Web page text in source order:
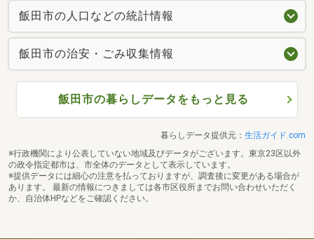
飯田市の人口などの統計情報
飯田市の治安・ごみ収集情報
飯田市の暮らしデータをもっと見る
暮らしデータ提供元： 生活ガイド.com
※行政機関により公表していない地域及びデータがございます。東京23区以外
の政令指定都市は、市全体のデータとして表示しています。
※提供データには細心の注意を払っておりますが、調査後に変更がある場合が
あります。 最新の情報につきましては各市区役所までお問い合わせいただく
か、自治体HPなどをご確認ください。